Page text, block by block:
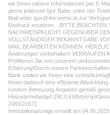
wir Ihnen nähere Informationen per E-
gerne jederzeit Igor Babic unter der
Mail unter igor@4m-immo.at zur
Eindruck ersetzen. . BITTE BEACHTEN
NACHWEISPFLICHT GEGENÜBER
VOLLSTÄNDIGER BEKANNTGABE
MAIL BEARBEITEN KÖNNEN.
Änderungen vorbehalten! VERKAUFEN
Profitieren Sie von unserem
Erfahrung!Durch unsere
Bank stellen wir Ihnen eine
Ihnen dadurch eine effiziente
rundum Betreuung.Angaben gemäß
Heizwärmebedarf:290.0 kWh/
2483/21671
Immobilienanzeige erstellt am